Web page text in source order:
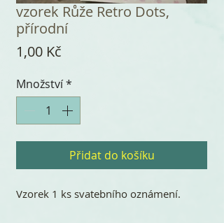
vzorek Růže Retro Dots,
přírodní
1,00 Kč
Množství*
Přidat do košíku
Vzorek 1 ks svatebního oznámení.